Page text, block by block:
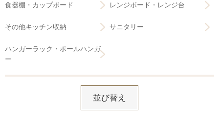
食器棚・カップボード レンジボード・レンジ台
その他キッチン収納 サニタリー
ハンガーラック・ポールハンガ
ー
並び替え